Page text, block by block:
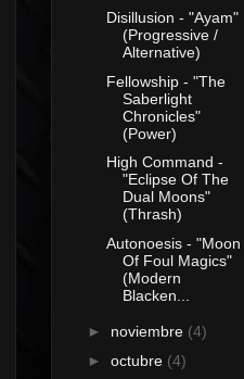
Disillusion - "Ayam"
(Progressive /
Alternative)
Fellowship - "The
Saberlight
Chronicles"
(Power)
High Command -
"Eclipse Of The
Dual Moons"
(Thrash)
Autonoesis - "Moon
Of Foul Magics"
(Modern
Blacken...
► noviembre (4)
► octubre (4)